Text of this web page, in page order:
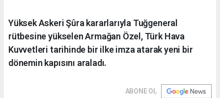
Yüksek Askeri Şûra kararlarıyla Tuğgeneral
rütbesine yükselen Armağan Özel, Türk Hava
Kuvvetleri tarihinde bir ilke imza atarak yeni bir
dönemin kapısını araladı.
ABONE OL